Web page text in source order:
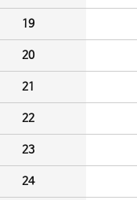
19
20
21
22
23
24